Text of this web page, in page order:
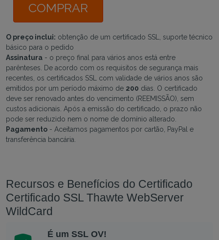
COMPRAR
O preço inclui: obtenção de um certificado SSL, suporte técnico
básico para o pedido
Assinatura - o preço final para vários anos está entre
parênteses. De acordo com os requisitos de segurança mais
recentes, os certificados SSL com validade de vários anos são
emitidos por um período máximo de 200 dias. O certificado
deve ser renovado antes do vencimento (REEMISSÃO), sem
custos adicionais. Após a emissão do certificado, o prazo não
pode ser reduzido nem o nome de domínio alterado.
Pagamento - Aceitamos pagamentos por cartão, PayPal e
transferência bancária.
Recursos e Benefícios do Certificado
Certificado SSL Thawte WebServer
WildCard
É um SSL OV!